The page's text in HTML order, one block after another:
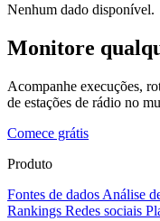
Nenhum dado disponível.
Monitore
Acompanhe execuções,
de estações de rádio no
Comece grátis
Produto
Fontes de dados Análise
Rankings Redes sociais